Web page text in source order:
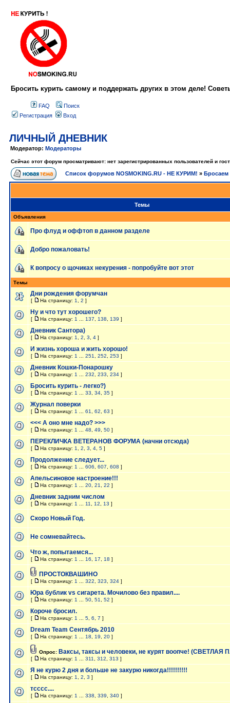
Бросить курить самому и поддержать других в этом деле!
FAQ
Поиск
Регистрация
Вход
ЛИЧНЫЙ ДНЕВНИК
Модератор: Модераторы
Сейчас этот форум просматривают: нет зарегистрированных пользователей и
Список форумов NOSMOKING.RU - НЕ КУРИМ! » Бросаем
Темы
Объявления
Про флуд и оффтоп в данном разделе
Добро пожаловать!
К вопросу о щочиках некурения - попробуйте вот этот
Темы
Дни рождения форумчан
[ На страницу: 1 2 ]
Ну и что тут хорошего?
[ На страницу: 1 137 138 139 ]
Дневник Сантора)
[ На страницу: 1 2 3 4 ]
И жизнь хороша и жить хорошо!
[ На страницу: 1 251 252 253 ]
Дневник Кошки-Понарошку
[ На страницу: 1 232 233 234 ]
Бросить курить - легко?)
[ На страницу: 1 33 34 35 ]
Журнал поверки
[ На страницу: 1 61 62 63 ]
<<< А оно мне надо? >>>
[ На страницу: 1 48 49 50 ]
ПЕРЕКЛИЧКА ВЕТЕРАНОВ ФОРУМА (начни отсюда)
[ На страницу: 1 2 3 4 5 ]
Продолжение следует...
[ На страницу: 1 606 607 608 ]
Апельсиновое настроение!!!
[ На страницу: 1 20 21 22 ]
Дневник задним числом
[ На страницу: 1 11 12 13 ]
Скоро Новый Год.
Не сомневайтесь.
Что ж, попытаемся...
[ На страницу: 1 16 17 18 ]
ПРОСТОКВАШИНО
[ На страницу: 1 322 323 324 ]
Юра бублик vs сигарета. Мочилово без правил....
[ На страницу: 1 50 51 52 ]
Короче бросил.
[ На страницу: 1 5 6 7 ]
Dream Team Сентябрь 2010
[ На страницу: 1 18 19 20 ]
Опрос: Ваксы, таксы и человеки, не курят воопче! (СВЕТЛАЯ
[ На страницу: 1 311 312 313 ]
Я не курю 2 дня и больше не закурю никогда!!!!!!!!!!
[ На страницу: 1 2 3 ]
тсссс....
[ На страницу: 1 338 339 340 ]